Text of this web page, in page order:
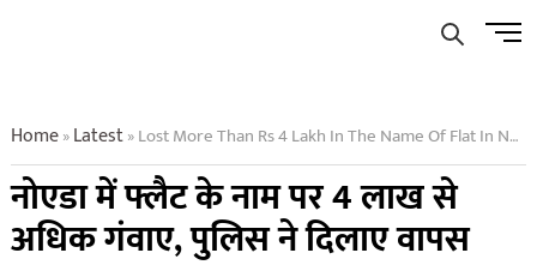
Menu
Home»Latest»Lost More Than Rs 4 Lakh In The Name Of Flat In Noida Police Got It Back
नोएडा में फ्लैट के नाम पर 4 लाख से
अधिक गंवाए, पुलिस ने दिलाए वापस